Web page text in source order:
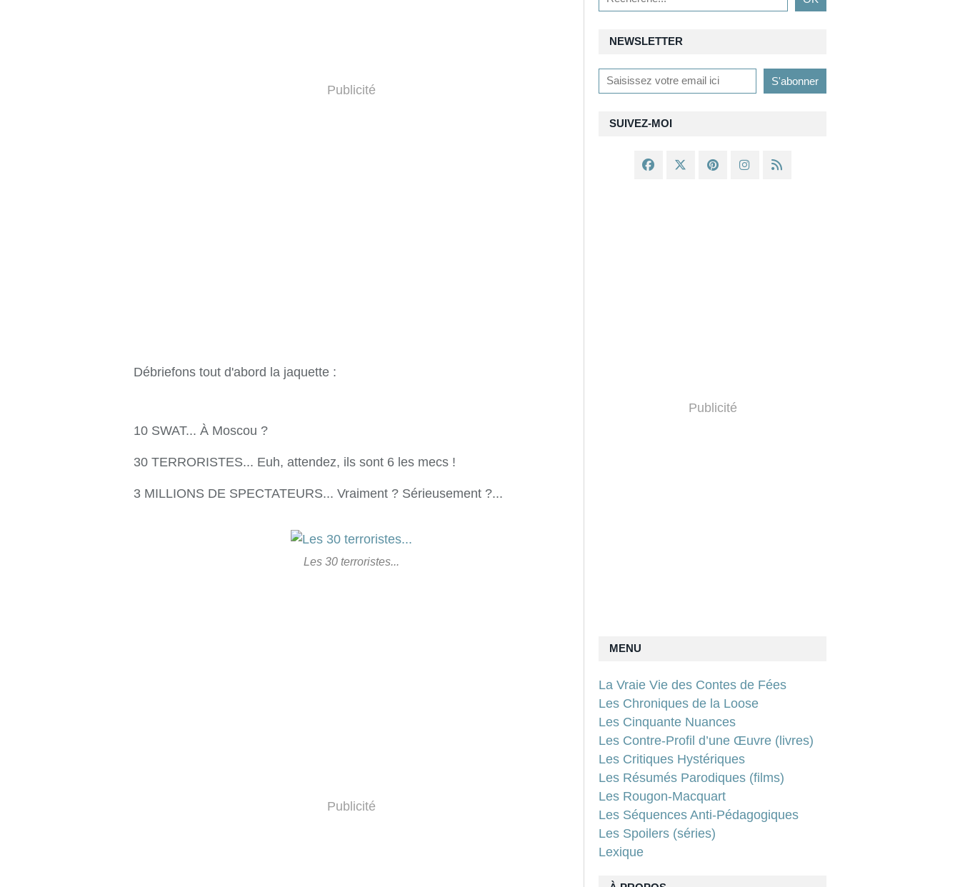
Publicité
Débriefons tout d'abord la jaquette :
10 SWAT... À Moscou ?
30 TERRORISTES... Euh, attendez, ils sont 6 les mecs !
3 MILLIONS DE SPECTATEURS... Vraiment ? Sérieusement ?...
Les 30 terroristes...
Publicité
NEWSLETTER
SUIVEZ-MOI
Publicité
MENU
La Vraie Vie des Contes de Fées
Les Chroniques de la Loose
Les Cinquante Nuances
Les Contre-Profil d’une Œuvre (livres)
Les Critiques Hystériques
Les Résumés Parodiques (films)
Les Rougon-Macquart
Les Séquences Anti-Pédagogiques
Les Spoilers (séries)
Lexique